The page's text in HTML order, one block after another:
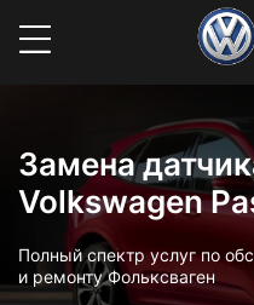
Замена
Volkswagen
Полный спектр услуг по
и ремонту Фольксваген